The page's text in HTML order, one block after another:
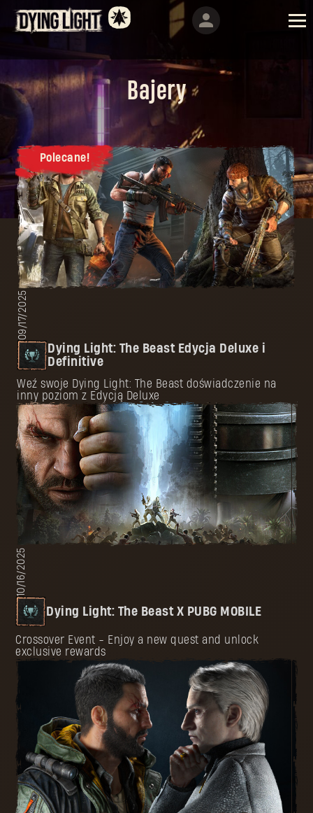
Bajery
09/17/2025
Dying Light: The Beast Edycja Deluxe i
Definitive
Weź swoje Dying Light: The Beast doświadczenie na
inny poziom z Edycją Deluxe
Polecane!
10/16/2025
Dying Light: The Beast X PUBG MOBILE
Crossover Event - Enjoy a new quest and unlock
exclusive rewards